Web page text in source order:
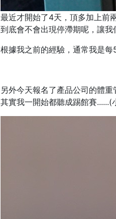
最近才開始了4天，頂多加上前
到底會不會出現停滯期呢，讓我
根據我之前的經驗，通常我是
另外今天報名了產品公司的體重
其實我一開始都聽成踢館賽......(